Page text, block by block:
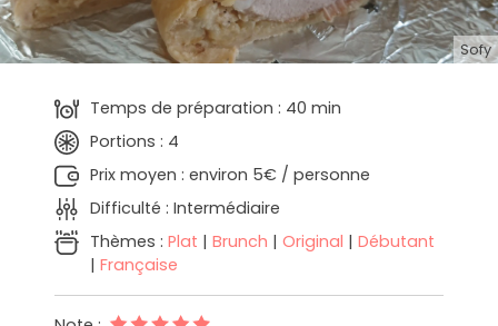
Sofy
Temps de préparation : 40 min
Portions : 4
Prix moyen : environ 5€ / personne
Difficulté : Intermédiaire
Thèmes : Plat | Brunch | Original | Débutant
| Française